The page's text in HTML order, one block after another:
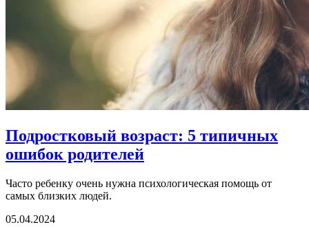
Подростковый возраст: 5 типичных
ошибок родителей
Часто ребенку очень нужна психологическая помощь от
самых близких людей.
05.04.2024